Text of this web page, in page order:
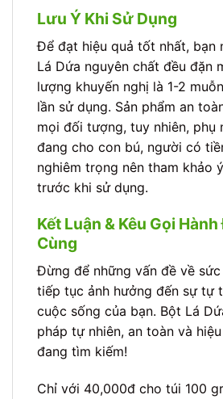
Lưu Ý Khi Sử Dụng
Để đạt hiệu quả tốt nhất, bạn
Lá Dứa nguyên chất đều đặn
lượng khuyến nghị là 1-2
lần sử dụng. Sản phẩm an
mọi đối tượng, tuy nhiên, phụ
đang cho con bú, người có
nghiêm trọng nên tham khảo
trước khi sử dụng.
Kết Luận & Kêu Gọi
Cùng
Đừng để những vấn đề về
tiếp tục ảnh hưởng đến sự tự
cuộc sống của bạn. Bột Lá
pháp tự nhiên, an toàn và
đang tìm kiếm!
Chỉ với 40,000đ cho túi 100